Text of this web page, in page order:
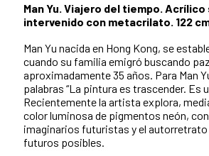
Man Yu. Viajero del tiempo.
intervenido con metacrilato. 122 cm
Man Yu nacida en Hong Kong, se
cuando su familia emigró buscando
aproximadamente 35 años. Para Man
palabras “La pintura es trascender. Es
Recientemente la artista explora,
color luminosa de pigmentos neón,
imaginarios futuristas y el autorretrato
futuros posibles.